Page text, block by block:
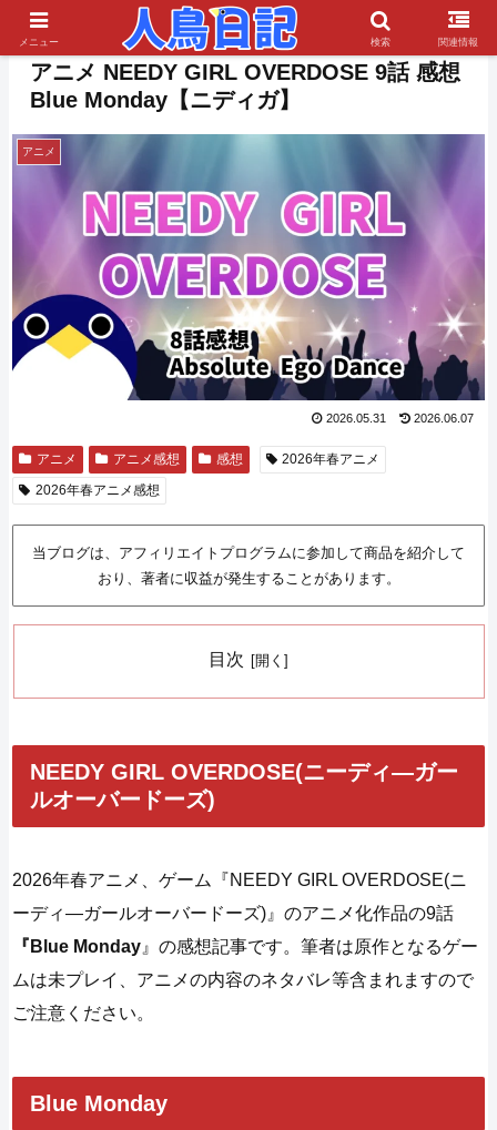
アニメ NEEDY GIRL OVERDOSE 9話 感想
Blue Monday【ニディガ】
アニメ
2026.05.31 2026.06.07
アニメ アニメ感想 感想
2026年春アニメ
2026年春アニメ感想
当ブログは、アフィリエイトプログラムに参加して商品を紹介して
おり、著者に収益が発生することがあります。
目次
NEEDY GIRL OVERDOSE(ニーディ―ガー
ルオーバードーズ)
2026年春アニメ、ゲーム『NEEDY GIRL OVERDOSE(ニ
ーディ―ガールオーバードーズ)』のアニメ化作品の9話
『Blue Monday 』の感想記事です。筆者は原作となるゲー
ムは未プレイ、アニメの内容のネタバレ等含まれますので
ご注意ください。
Blue Monday
メニュー 検索 関連情報